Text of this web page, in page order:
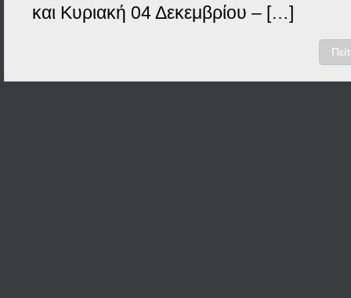
και Κυριακή 04 Δεκεμβρίου – […]